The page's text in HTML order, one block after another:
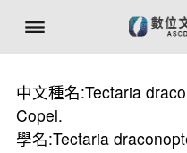
中文種名:Tectaria
Copel.
學名:Tectaria